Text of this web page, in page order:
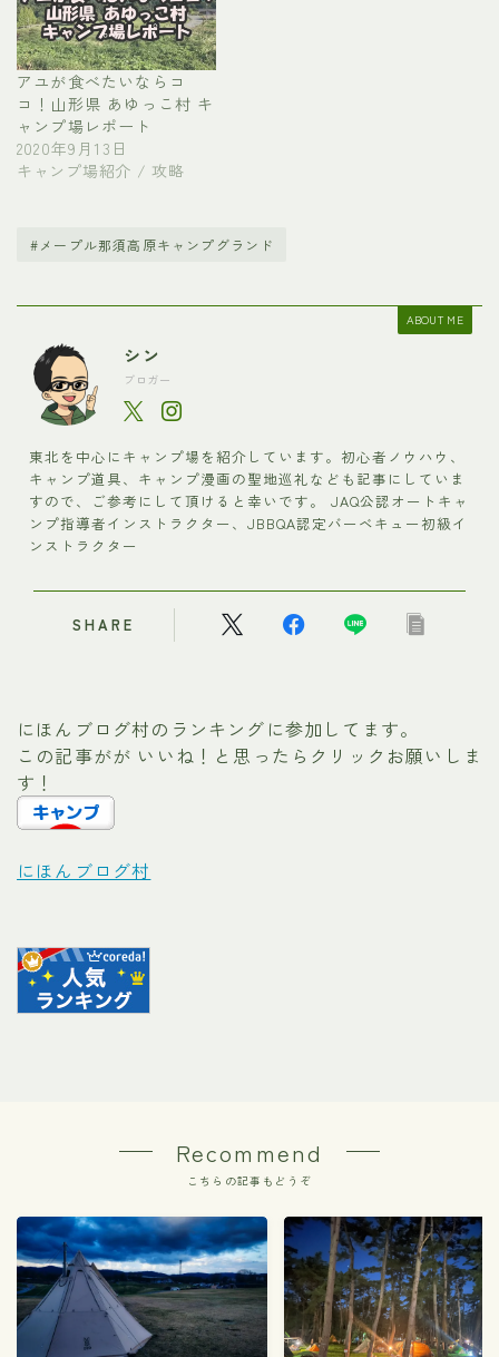
アユが食べたいならコ
コ！山形県 あゆっこ村 キ
ャンプ場レポート
2020年9月13日
キャンプ場紹介 / 攻略
#メープル那須高原キャンプグランド
ABOUT ME
シン
ブロガー
東北を中心にキャンプ場を紹介しています。初心者ノウハウ、
キャンプ道具、キャンプ漫画の聖地巡礼なども記事にしていま
すので、ご参考にして頂けると幸いです。 JAQ公認オートキャ
ンプ指導者インストラクター、JBBQA認定バーベキュー初級イ
ンストラクター
SHARE
にほんブログ村のランキングに参加してます。
この記事がが いいね！と思ったらクリックお願いしま
す！
にほんブログ村
Recommend
こちらの記事もどうぞ